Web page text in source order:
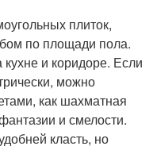
плиток,
по площади пола.
и коридоре. Если
можно
как шахматная
и смелости.
класть, но